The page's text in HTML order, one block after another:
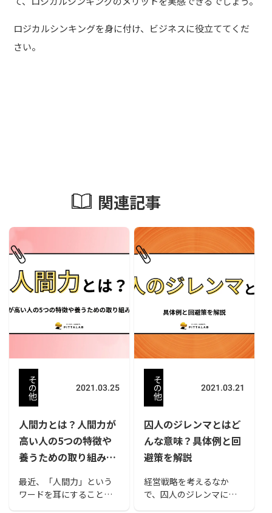
ロジカルシンキングを身に付け、ビジネスに役立ててくだ
さい。
関連記事
そ
の
他
2021.03.25
人間力とは？人間力が
高い人の5つの特徴や
養うための取り組みを
最近、「人間力」という
ワードを耳にすることが
そ
の
他
2021.03.21
囚人のジレンマとはど
んな意味？具体例と回
避策を解説
経営戦略を考えるなか
で、囚人のジレンマには